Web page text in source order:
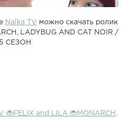
Nalka TV
можно скачать ролик
LADYBUG AND CAT NOIR /
СЕЗОН
🐞FELIX and LILA 🐞MONARCH,